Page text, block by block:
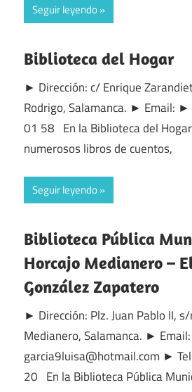
Seguir leyendo
Biblioteca del Hogar
► Dirección: c/ Enrique
Rodrigo, Salamanca. ► Email:
01 58 En la Biblioteca del
numerosos libros de cuentos,
Seguir leyendo
Biblioteca Pública
Horcajo Medianero –
González Zapatero
► Dirección: Plz. Juan Pablo II,
Medianero, Salamanca. ► Email:
garcia9luisa@hotmail.com ►
20 En la Biblioteca Pública